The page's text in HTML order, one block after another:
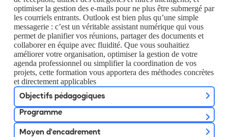
optimiser la gestion des e-mails pour ne plus être submergé par
les courriels entrants. Outlook est bien plus qu’une simple
messagerie : c’est un véritable assistant numérique qui vous
permet de planifier vos réunions, partager des documents et
collaborer en équipe avec fluidité. Que vous souhaitiez
améliorer votre organisation, optimiser la gestion de votre
agenda professionnel ou simplifier la coordination de vos
projets, cette formation vous apportera des méthodes concrètes
et directement applicables
Objectifs pédagogiques
Programme
Moyen d'encadrement